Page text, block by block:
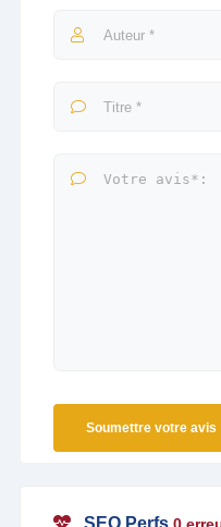
Soumettre votre avis
SEO Perfs